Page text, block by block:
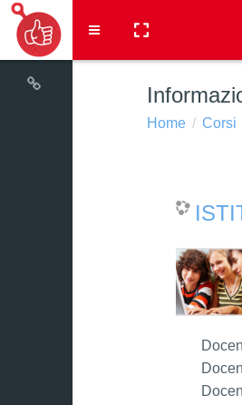
Pannello laterale
Home Corsi